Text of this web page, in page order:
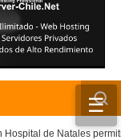
☰
de Natales